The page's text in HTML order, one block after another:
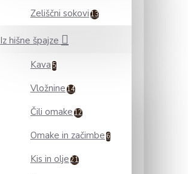
Zeliščni sokovi 13
Iz hišne špajze
Kava 5
Vložnine 14
Čili omake 12
Omake in začimbe 6
Kis in olje 21